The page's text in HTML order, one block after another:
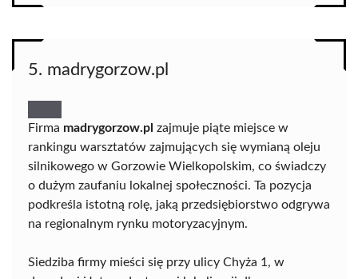
5. madrygorzow.pl
Firma madrygorzow.pl zajmuje piąte miejsce w
rankingu warsztatów zajmujących się wymianą oleju
silnikowego w Gorzowie Wielkopolskim, co świadczy
o dużym zaufaniu lokalnej społeczności. Ta pozycja
podkreśla istotną rolę, jaką przedsiębiorstwo odgrywa
na regionalnym rynku motoryzacyjnym.
Siedziba firmy mieści się przy ulicy Chyża 1, w